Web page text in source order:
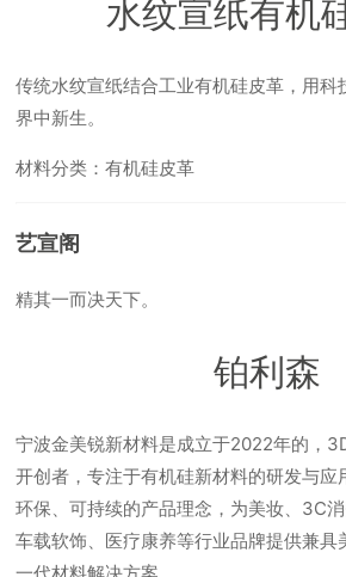
水纹宣纸有机
传统水纹宣纸结合工业有机硅皮革，用科
界中新生。
材料分类：有机硅皮革
艺宣阁
精其一而决天下。
铂利森
宁波金美锐新材料是成立于2022年的，
开创者，专注于有机硅新材料的研发与应
环保、可持续的产品理念，为美妆、3C消
车载软饰、医疗康养等行业品牌提供兼具